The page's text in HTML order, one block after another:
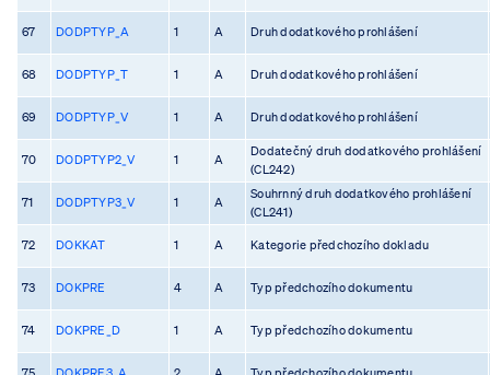
67 DODPTYP_A 1 A Druh dodatkového prohlášení
68 DODPTYP_T 1 A Druh dodatkového prohlášení
69 DODPTYP_V 1 A Druh dodatkového prohlášení
70 DODPTYP2_V 1 A
Dodatečný druh dodatkového prohlášení
(CL242)
71 DODPTYP3_V 1 A
Souhrnný druh dodatkového prohlášení
(CL241)
72 DOKKAT 1 A Kategorie předchozího dokladu
73 DOKPRE 4 A Typ předchozího dokumentu
74 DOKPRE_D 1 A Typ předchozího dokumentu